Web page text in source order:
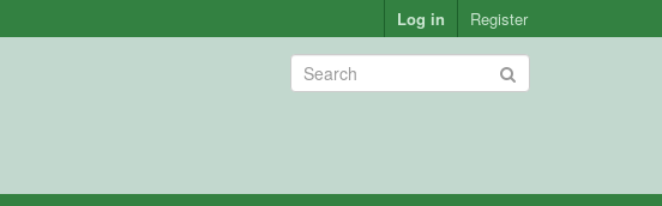
Log in Register